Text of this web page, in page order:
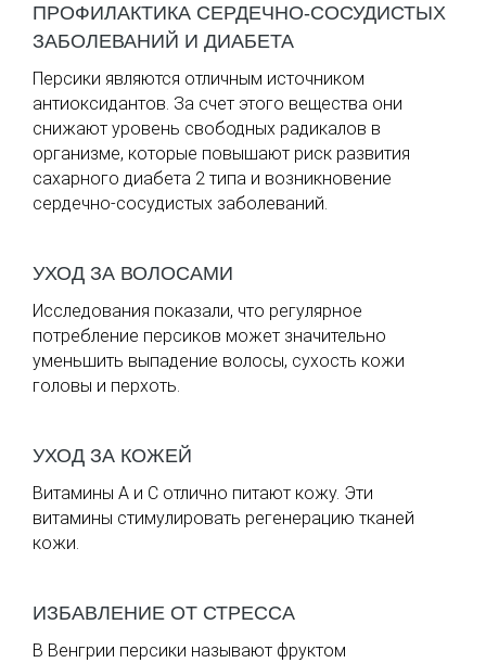
ПРОФИЛАКТИКА СЕРДЕЧНО-СОСУДИСТЫХ
ЗАБОЛЕВАНИЙ И ДИАБЕТА
Персики являются отличным источником
антиоксидантов. За счет этого вещества они
снижают уровень свободных радикалов в
организме, которые повышают риск развития
сахарного диабета 2 типа и возникновение
сердечно-сосудистых заболеваний.
УХОД ЗА ВОЛОСАМИ
Исследования показали, что регулярное
потребление персиков может значительно
уменьшить выпадение волосы, сухость кожи
головы и перхоть.
УХОД ЗА КОЖЕЙ
Витамины А и С отлично питают кожу. Эти
витамины стимулировать регенерацию тканей
кожи.
ИЗБАВЛЕНИЕ ОТ СТРЕССА
В Венгрии персики называют фруктом